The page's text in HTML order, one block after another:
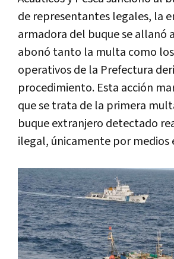
de representantes legales, la
armadora del buque se allanó
abonó tanto la multa como
operativos de la Prefectura
procedimiento. Esta acción
que se trata de la primera
buque extranjero detectado
ilegal, únicamente por medios